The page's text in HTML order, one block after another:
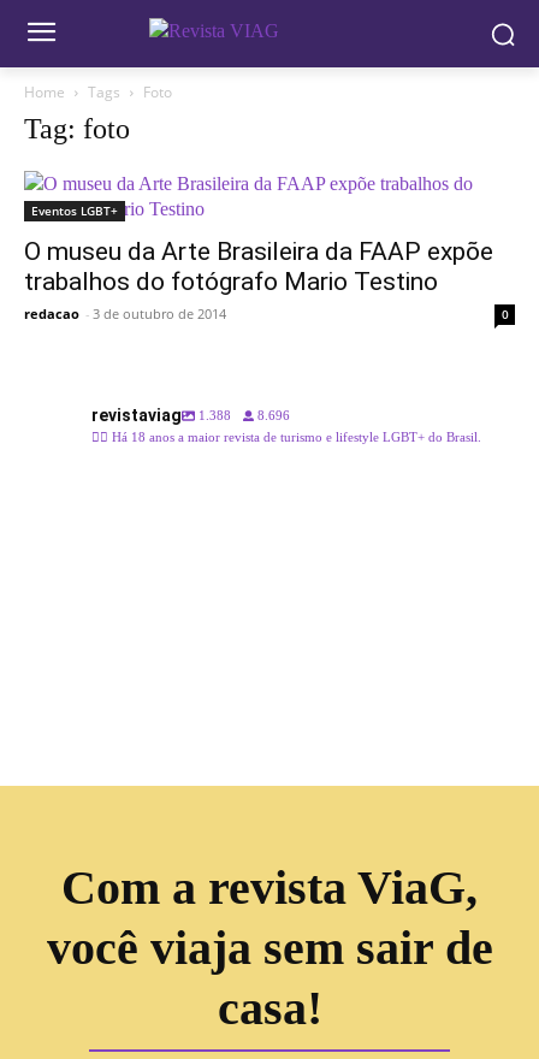
Home Tags Foto
Tag: foto
Eventos LGBT+
O museu da Arte Brasileira da FAAP expõe
trabalhos do fotógrafo Mario Testino
redacao - 3 de outubro de 2014 0
revistaviag 1.388
8.696
🏳️‍🌈 Há 18 anos a maior revista de turismo e lifestyle LGBT+ do Brasil.
Com a revista ViaG,
você viaja sem sair de
casa!